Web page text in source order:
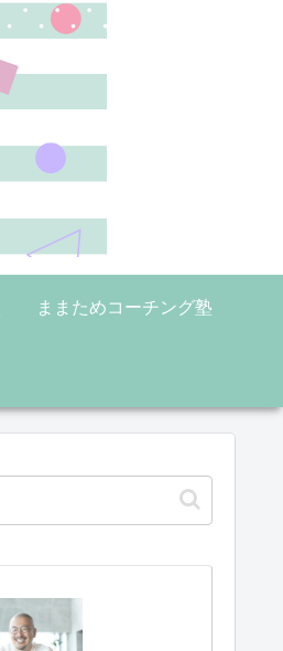
ままためコーチング塾